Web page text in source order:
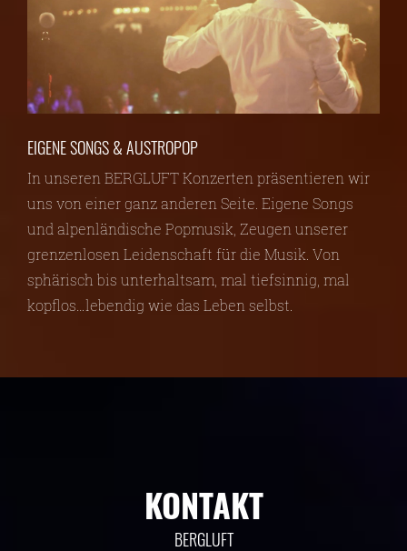
EIGENE SONGS & AUSTROPOP
In unseren BERGLUFT Konzerten präsentieren wir
uns von einer ganz anderen Seite. Eigene Songs
und alpenländische Popmusik, Zeugen unserer
grenzenlosen Leidenschaft für die Musik. Von
sphärisch bis unterhaltsam, mal tiefsinnig, mal
kopflos…lebendig wie das Leben selbst.
KONTAKT
BERGLUFT